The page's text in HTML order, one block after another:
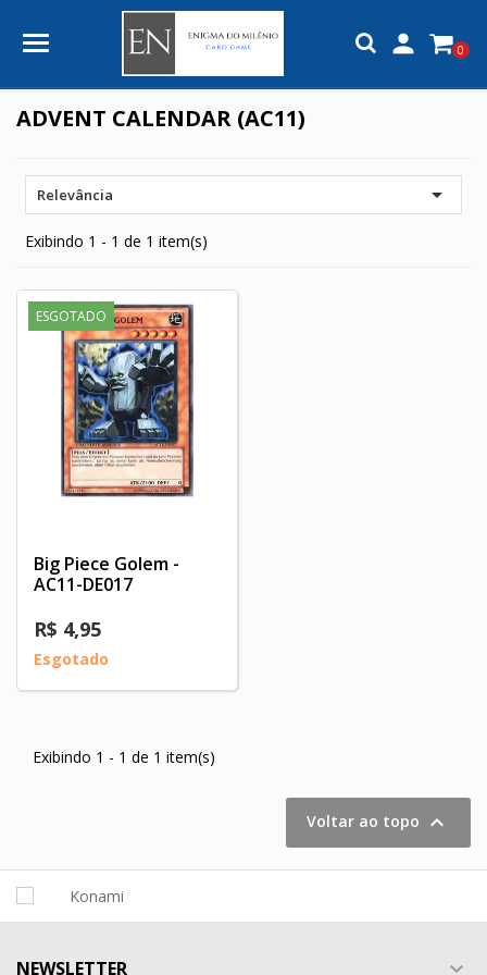
 0
ADVENT CALENDAR (AC11)
Relevância 
Exibindo 1 - 1 de 1 item(s)
ESGOTADO
Big Piece Golem -
AC11-DE017
R$ 4,95
Esgotado
Exibindo 1 - 1 de 1 item(s)
Voltar ao topo 
NEWSLETTER 